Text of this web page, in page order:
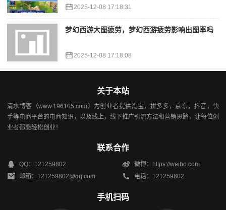
2025-12-08 17:18:31
梦幻西游大图疲劳，梦幻西游疲劳影响出图率吗
2025-12-08 17:18:08
关于本站
清水博客（www.196105.com）为创业者提供淘宝，拼多多，京东，抖音，快
手等电商平台的电商知识，以及线上，线下推广引流方法和营销思路，让每位创
业者都能轻松创业！
联系合作
QQ：121259802
微博：https://weibo.com
邮箱：121259802@qq.com
电话：121259802
手机扫码